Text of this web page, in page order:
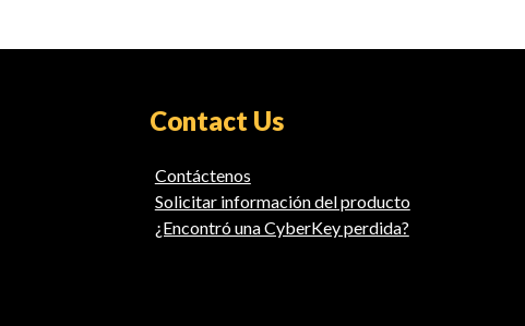
Contact Us
Contáctenos
Solicitar información del producto
¿Encontró una CyberKey perdida?